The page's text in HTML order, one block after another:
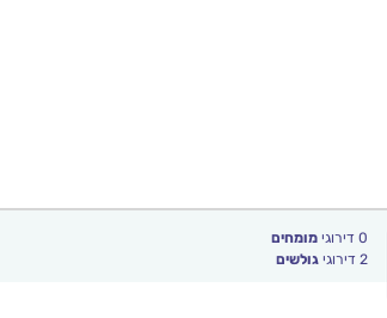
0 דירוגימומחים
2 דירוגיגולשים